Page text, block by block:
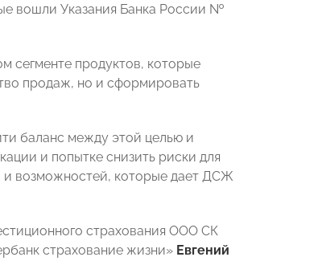
вошли Указания Банка России №
сегменте продуктов, которые
продаж, но и сформировать
баланс между этой целью и
и попытке снизить риски для
и возможностей, которые дает ДСЖ
страхования ООО СК
страхование жизни» Евгений